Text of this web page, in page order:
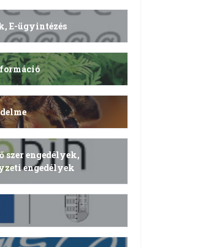
E-ügyintézés
szer engedélyek,
engedélyek